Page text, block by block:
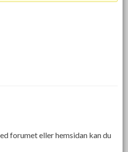
forumet eller hemsidan kan du